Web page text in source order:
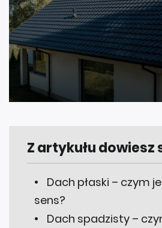
Z artykułu dowiesz
Dach płaski – czym
sens?
Dach spadzisty –